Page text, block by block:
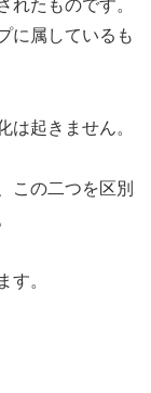
れたものです。
に属しているも
は起きません。
この二つを区別
す。